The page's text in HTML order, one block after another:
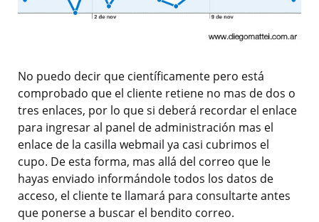
No puedo decir que científicamente pero está
comprobado que el cliente retiene no mas de dos o
tres enlaces, por lo que si deberá recordar el enlace
para ingresar al panel de administración mas el
enlace de la casilla webmail ya casi cubrimos el
cupo. De esta forma, mas allá del correo que le
hayas enviado informándole todos los datos de
acceso, el cliente te llamará para consultarte antes
que ponerse a buscar el bendito correo.